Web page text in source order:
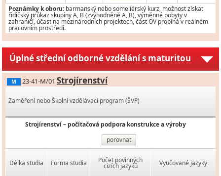
Poznámky k oboru: barmanský nebo someliérský kurz, možnost získat
řidičský průkaz skupiny A, B (zvýhodněně A, B), výměnné pobyty v
zahraničí, účast na mezinárodních projektech, část OV probíhá v reálném
pracovním prostředí.
Úplné střední odborné vzdělání s maturitou
M 23-41-M/01 Strojírenství
Zaměření nebo Školní vzdělávací program (ŠVP)
Strojírenství – počítačová podpora konstrukce a výroby
porovnat
Délka studia Forma studia Počet povinných
cizích jazyků Vyučované jazyky